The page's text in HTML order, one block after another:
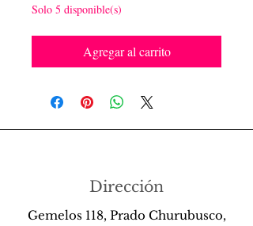
Solo 5 disponible(s)
Agregar al carrito
Dirección
Gemelos 118, Prado Churubusco,